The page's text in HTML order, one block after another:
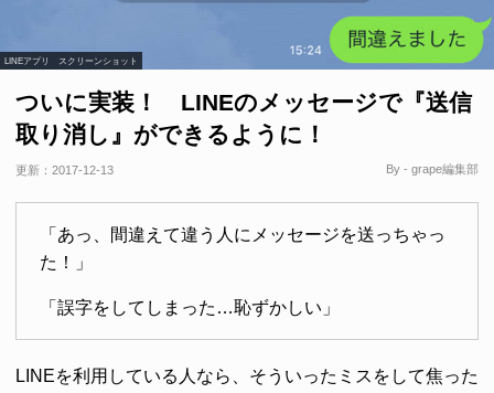
LINEアプリ スクリーンショット
ついに実装！ LINEのメッセージで『送信
取り消し』ができるように！
更新： 2017-12-13 By - grape編集部
「あっ、間違えて違う人にメッセージを送っちゃっ
た！」
「誤字をしてしまった…恥ずかしい」
LINEを利用している人なら、そういったミスをして焦った